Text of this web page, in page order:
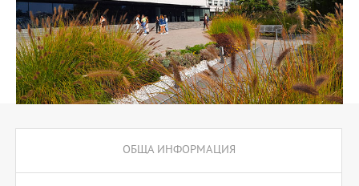
ОБЩА ИНФОРМАЦИЯ